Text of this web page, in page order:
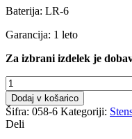
Baterija: LR-6
Garancija: 1 leto
Za izbrani izdelek je
Stenska
ura
Lestur
NARAVNI
KAMEN
Dodaj v košarico
Šifra: 058-6 Kategoriji:
Deli